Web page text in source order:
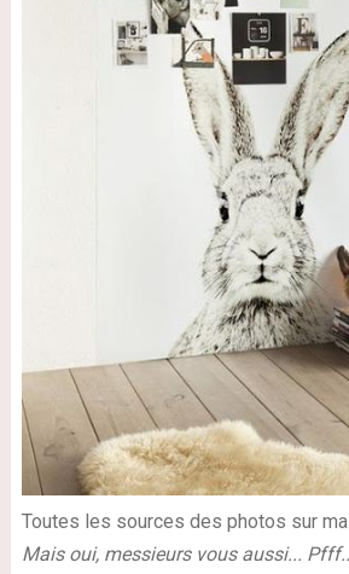
Toutes les sources des photos sur
Mais oui, messieurs vous aussi...